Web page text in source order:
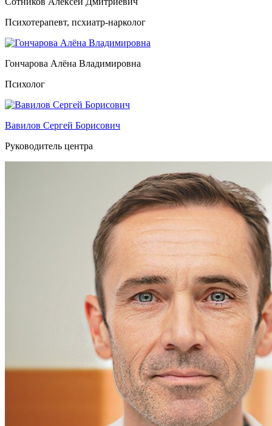
Психотерапевт, псхиатр-нарколог
Гончарова Алёна Владимировна
Психолог
Вавилов Сергей Борисович
Руководитель центра